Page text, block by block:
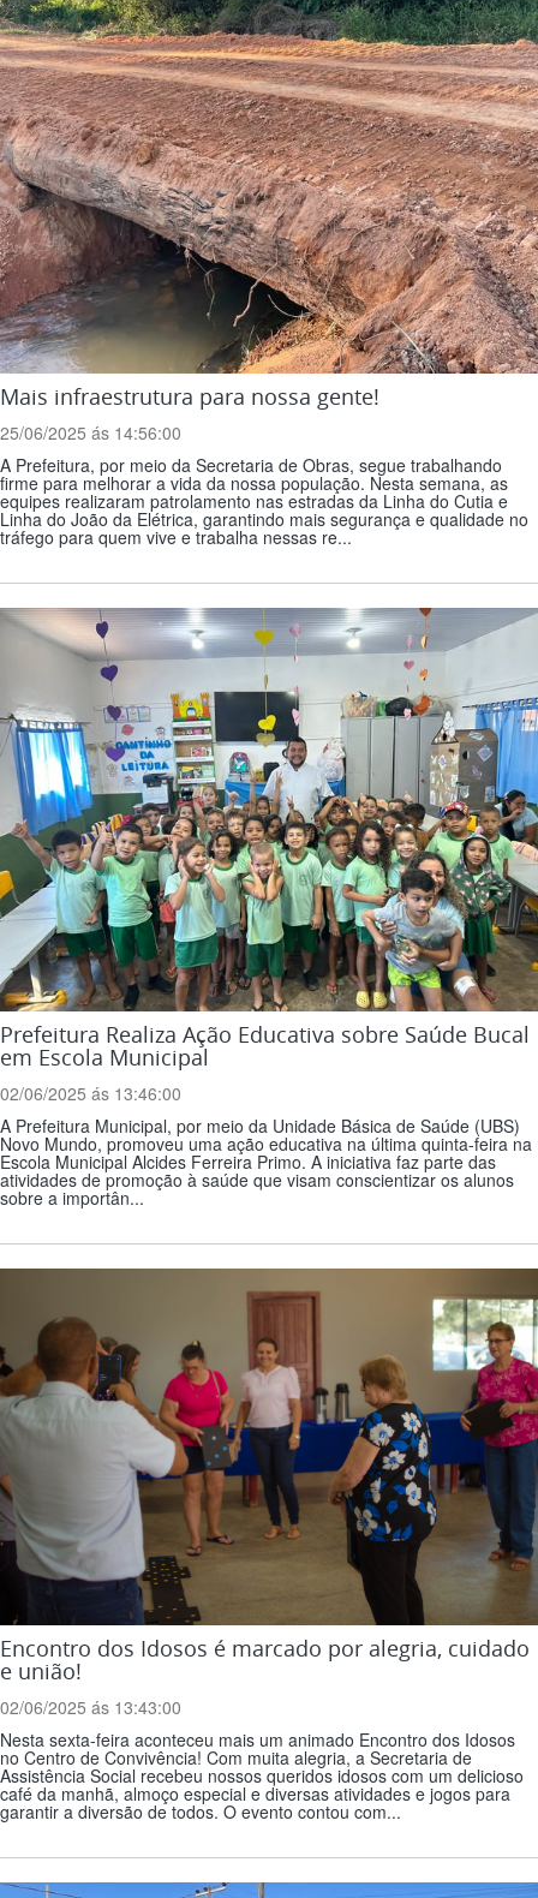
Mais infraestrutura para nossa gente!
25/06/2025 ás 14:56:00
A Prefeitura, por meio da Secretaria de Obras, segue trabalhando
firme para melhorar a vida da nossa população. Nesta semana, as
equipes realizaram patrolamento nas estradas da Linha do Cutia e
Linha do João da Elétrica, garantindo mais segurança e qualidade no
tráfego para quem vive e trabalha nessas re...
Prefeitura Realiza Ação Educativa sobre Saúde Bucal
em Escola Municipal
02/06/2025 ás 13:46:00
A Prefeitura Municipal, por meio da Unidade Básica de Saúde (UBS)
Novo Mundo, promoveu uma ação educativa na última quinta-feira na
Escola Municipal Alcides Ferreira Primo. A iniciativa faz parte das
atividades de promoção à saúde que visam conscientizar os alunos
sobre a importân...
Encontro dos Idosos é marcado por alegria, cuidado
e união!
02/06/2025 ás 13:43:00
Nesta sexta-feira aconteceu mais um animado Encontro dos Idosos
no Centro de Convivência! Com muita alegria, a Secretaria de
Assistência Social recebeu nossos queridos idosos com um delicioso
café da manhã, almoço especial e diversas atividades e jogos para
garantir a diversão de todos. O evento contou com...